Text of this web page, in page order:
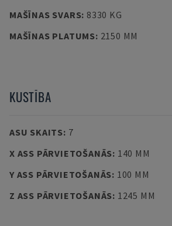
MAŠĪNAS SVARS: 8330 KG
MAŠĪNAS PLATUMS: 2150 MM
KUSTĪBA
ASU SKAITS: 7
X ASS PĀRVIETOŠANĀS: 140 MM
Y ASS PĀRVIETOŠANĀS: 100 MM
Z ASS PĀRVIETOŠANĀS: 1245 MM